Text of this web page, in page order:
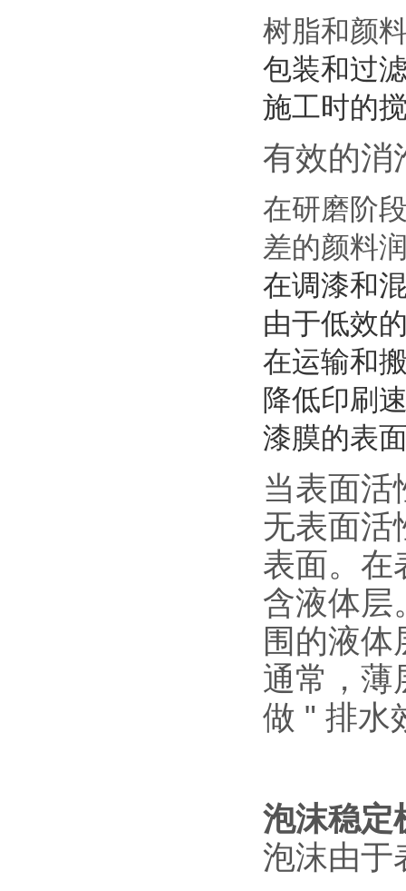
树脂和颜
包装和过
施工时的
有效的消
在研磨阶
差的颜料
在调漆和
由于低效
在运输和
降低印刷
漆膜的表
当表面活
无表面活
表面。在
含液体层
围的液
通常，薄
做 " 排水
泡沫稳定
泡沫由于